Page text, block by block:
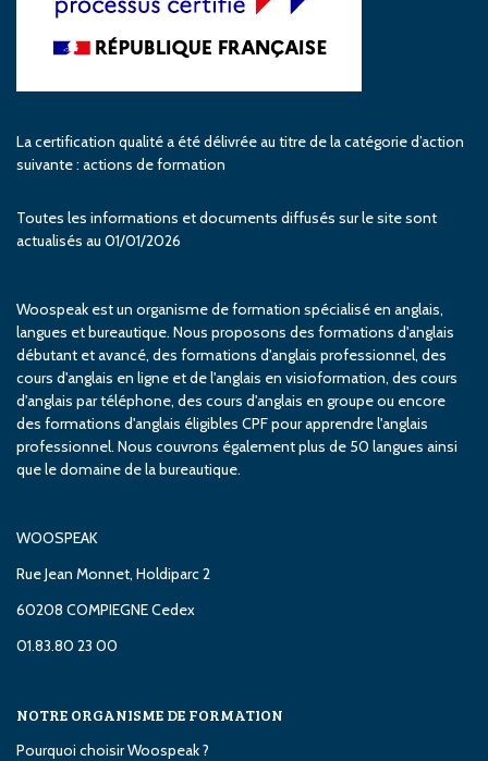
La certification qualité a été délivrée au titre de la catégorie d’action
suivante : actions de formation
Toutes les informations et documents diffusés sur le site sont
actualisés au 01/01/2026
Woospeak est un organisme de formation spécialisé en anglais,
langues et bureautique. Nous proposons des formations d'anglais
débutant et avancé, des formations d'anglais professionnel, des
cours d'anglais en ligne et de l'anglais en visioformation, des cours
d'anglais par téléphone, des cours d'anglais en groupe ou encore
des formations d'anglais éligibles CPF pour apprendre l'anglais
professionnel. Nous couvrons également plus de 50 langues ainsi
que le domaine de la bureautique.
WOOSPEAK
Rue Jean Monnet, Holdiparc 2
60208 COMPIEGNE Cedex
01.83.80 23 00
NOTRE ORGANISME DE FORMATION
Pourquoi choisir Woospeak ?